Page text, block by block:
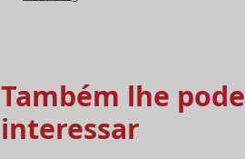
Também lhe pode
interessar